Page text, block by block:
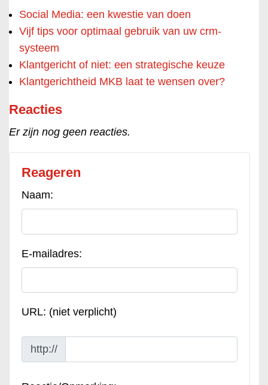
Social Media: een kwestie van doen
Vijf tips voor optimaal gebruik van uw crm-
systeem
Klantgericht of niet: een strategische keuze
Klantgerichtheid MKB laat te wensen over?
Reacties
Er zijn nog geen reacties.
Reageren
Naam:
E-mailadres:
URL: (niet verplicht)
http://